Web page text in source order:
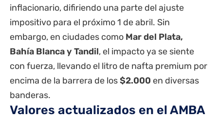
inflacionario, difiriendo una parte del ajuste
impositivo para el próximo 1 de abril. Sin
embargo, en ciudades como Mar del Plata,
Bahía Blanca y Tandil, el impacto ya se siente
con fuerza, llevando el litro de nafta premium por
encima de la barrera de los$2.000 en diversas
banderas.
Valores actualizados en el AMBA